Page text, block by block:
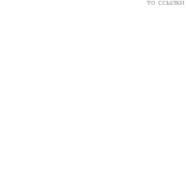
то ссылки